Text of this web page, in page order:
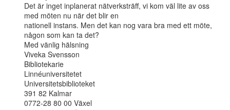
Det är inget inplanerat nätverksträff, vi kom väl lite av oss
med möten nu när det blir en
nationell instans. Men det kan nog vara bra med ett möte,
någon som kan ta det?
Med vänlig hälsning
Viveka Svensson
Bibliotekarie
Linnéuniversitetet
Universitetsbiblioteket
391 82 Kalmar
0772-28 80 00 Växel